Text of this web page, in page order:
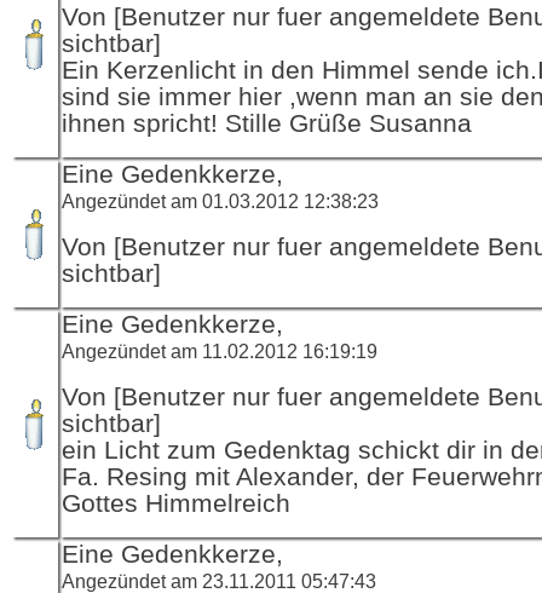
Von [Benutzer nur fuer angemeldete
sichtbar]
Ein Kerzenlicht in den Himmel sende
sind sie immer hier ,wenn man an sie
ihnen spricht! Stille Grüße Susanna
Eine Gedenkkerze,
Angezündet am 01.03.2012 12:38:23
Von [Benutzer nur fuer angemeldete
sichtbar]
Eine Gedenkkerze,
Angezündet am 11.02.2012 16:19:19
Von [Benutzer nur fuer angemeldete
sichtbar]
ein Licht zum Gedenktag schickt dir in
Fa. Resing mit Alexander, der
Gottes Himmelreich
Eine Gedenkkerze,
Angezündet am 23.11.2011 05:47:43